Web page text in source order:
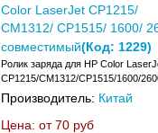
Color LaserJet CP1215/
CM1312/ CP1515/ 1600/
совместимый(Код: 1229)
Ролик заряда для HP Color
CP1215/CM1312/CP1515/1600/
Производитель: Китай
Цена: от 70 руб